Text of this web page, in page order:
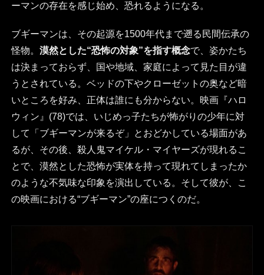
ーマンの存在を感じ始め、恐れるようになる。
ブギーマンは、その起源を1500年代まで遡る民間伝承の
怪物。 漠然とした“恐怖の対象”を指す概念で、姿かたち
は決まっておらず、国や地域、家庭によって見た目が違
うとされている。ベッドの下やクローゼットの奥など暗
いところを好み、正体は誰にも分からない。映画『ハロ
ウィン』(78)では、いじめっ子たちが怖がりの少年に対
して「ブギーマンが来るぞ」とおどかしている場面があ
るが、その後、殺人鬼マイケル・マイヤーズが現れるこ
とで、漠然とした恐怖が実体を持って現れてしまったか
のような不気味な印象を演出している。そして彼が、こ
の映画における“ブギーマン”の座につくのだ。